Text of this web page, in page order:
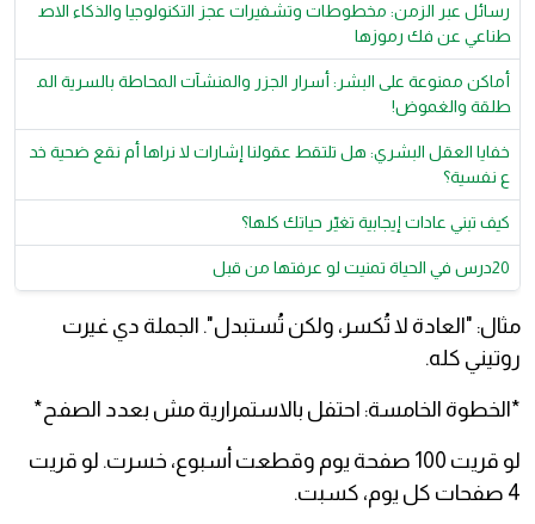
رسائل عبر الزمن: مخطوطات وتشفيرات عجز التكنولوجيا والذكاء الاص
طناعي عن فك رموزها
أماكن ممنوعة على البشر: أسرار الجزر والمنشآت المحاطة بالسرية الم
طلقة والغموض!
خفايا العقل البشري: هل تلتقط عقولنا إشارات لا نراها أم نقع ضحية خد
ع نفسية؟
كيف تبني عادات إيجابية تغيّر حياتك كلها؟
20درس في الحياة تمنيت لو عرفتها من قبل
مثال: "العادة لا تُكسر، ولكن تُستبدل". الجملة دي غيرت
روتيني كله.
*الخطوة الخامسة: احتفل بالاستمرارية مش بعدد الصفح*
لو قريت 100 صفحة يوم وقطعت أسبوع، خسرت. لو قريت
4 صفحات كل يوم، كسبت.